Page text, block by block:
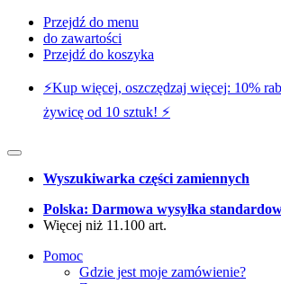
Przejdź do menu
do zawartości
Przejdź do koszyka
⚡️Kup więcej, oszczędzaj więcej: 10%
żywicę od 10 sztuk! ⚡️
Wyszukiwarka części zamiennych
Polska: Darmowa wysyłka
Więcej niż 11.100 art.
Pomoc
Gdzie jest moje zamówienie?